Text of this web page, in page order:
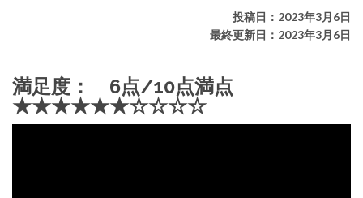
投稿日：2023年3月6日
最終更新日：2023年3月6日
満足度： 6点/10点満点
★★★★★★☆☆☆☆